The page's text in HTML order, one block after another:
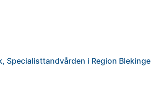
Specialisttandvården i Region Blekinge